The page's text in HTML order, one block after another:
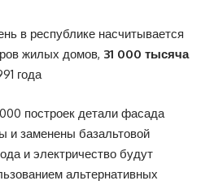
в республике насчитывается
жилых домов, 31 000 тысяча
года
построек детали фасада
и заменены базальтовой
и электричество будут
альтернативных